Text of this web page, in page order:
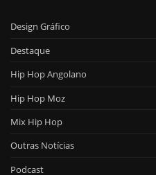
Design Gráfico
Destaque
Hip Hop Angolano
Hip Hop Moz
Mix Hip Hop
Outras Notícias
Podcast